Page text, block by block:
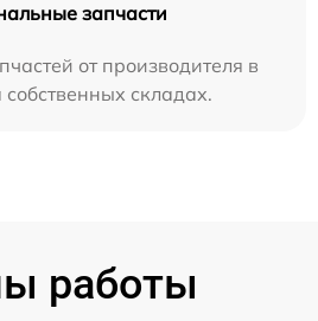
запчасти
от производителя в
складах.
работы